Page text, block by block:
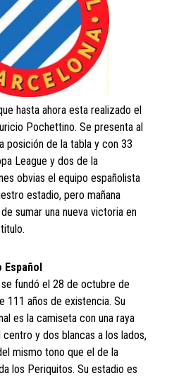
hasta ahora esta realizado el
Pochettino. Se presenta al
posición de la tabla y con 33
League y dos de la
obvias el equipo españolista
estadio, pero mañana
sumar una nueva victoria en
Español
fundó el 28 de octubre de
111 años de existencia. Su
es la camiseta con una raya
y dos blancas a los lados,
mismo tono que el de la
los Periquitos. Su estadio es